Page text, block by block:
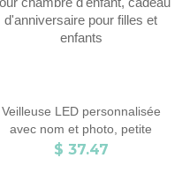
Veilleuse LED personnalisée
avec nom et photo, petite
sirène, en acrylique, avec base
$ 37.47